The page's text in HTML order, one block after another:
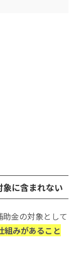
に含まれない
金の対象として
組みがあること